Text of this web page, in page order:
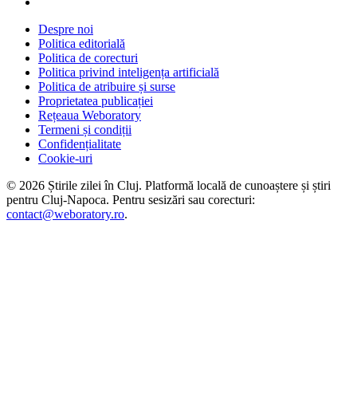
Despre noi
Politica editorială
Politica de corecturi
Politica privind inteligența artificială
Politica de atribuire și surse
Proprietatea publicației
Rețeaua Weboratory
Termeni și condiții
Confidențialitate
Cookie-uri
© 2026 Știrile zilei în Cluj. Platformă locală de cunoaștere și știri
pentru Cluj-Napoca. Pentru sesizări sau corecturi:
contact@weboratory.ro.